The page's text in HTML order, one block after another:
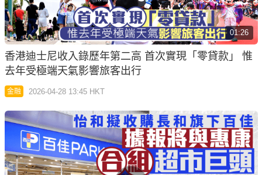
01:26
香港迪士尼收入錄歷年第二高 首次實現「零貸款」 惟
去年受極端天氣影響旅客出行
金融 2026-04-28 13:45 HKT